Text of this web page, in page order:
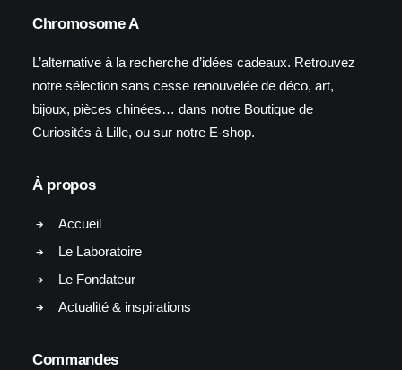
Chromosome A
L’alternative à la recherche d’idées cadeaux. Retrouvez
notre sélection sans cesse renouvelée de déco, art,
bijoux, pièces chinées… dans notre Boutique de
Curiosités à Lille, ou sur notre E-shop.
À propos
Accueil
Le Laboratoire
Le Fondateur
Actualité & inspirations
Commandes